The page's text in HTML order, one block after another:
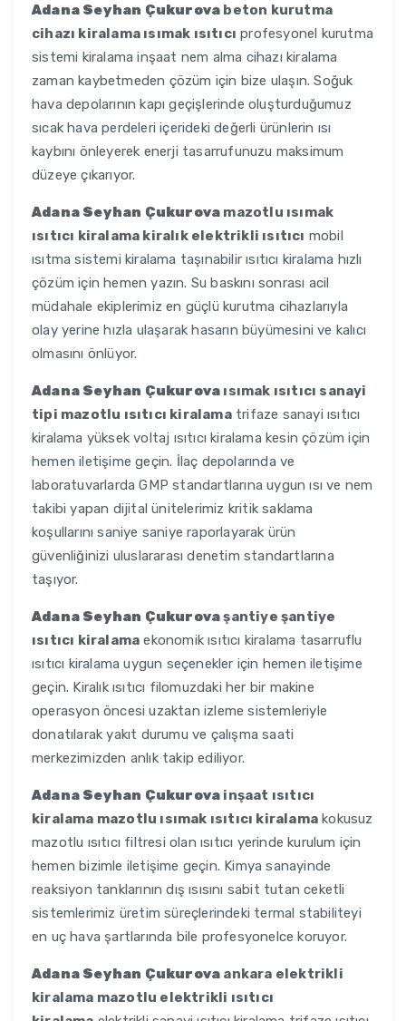
Adana Seyhan Çukurova beton kurutma
cihazı kiralama ısımak ısıtıcı profesyonel kurutma
sistemi kiralama inşaat nem alma cihazı kiralama
zaman kaybetmeden çözüm için bize ulaşın. Soğuk
hava depolarının kapı geçişlerinde oluşturduğumuz
sıcak hava perdeleri içerideki değerli ürünlerin ısı
kaybını önleyerek enerji tasarrufunuzu maksimum
düzeye çıkarıyor.
Adana Seyhan Çukurova mazotlu ısımak
ısıtıcı kiralama kiralık elektrikli ısıtıcı mobil
ısıtma sistemi kiralama taşınabilir ısıtıcı kiralama hızlı
çözüm için hemen yazın. Su baskını sonrası acil
müdahale ekiplerimiz en güçlü kurutma cihazlarıyla
olay yerine hızla ulaşarak hasarın büyümesini ve kalıcı
olmasını önlüyor.
Adana Seyhan Çukurova ısımak ısıtıcı sanayi
tipi mazotlu ısıtıcı kiralamatrifaze sanayi ısıtıcı
kiralama yüksek voltaj ısıtıcı kiralama kesin çözüm için
hemen iletişime geçin. İlaç depolarında ve
laboratuvarlarda GMP standartlarına uygun ısı ve nem
takibi yapan dijital ünitelerimiz kritik saklama
koşullarını saniye saniye raporlayarak ürün
güvenliğinizi uluslararası denetim standartlarına
taşıyor.
Adana Seyhan Çukurovaşantiye şantiye
ısıtıcı kiralama ekonomik ısıtıcı kiralama tasarruflu
ısıtıcı kiralama uygun seçenekler için hemen iletişime
geçin. Kiralık ısıtıcı filomuzdaki her bir makine
operasyon öncesi uzaktan izleme sistemleriyle
donatılarak yakıt durumu ve çalışma saati
merkezimizden anlık takip ediliyor.
Adana Seyhan Çukurova inşaat ısıtıcı
kiralama mazotlu ısımak ısıtıcı kiralama kokusuz
mazotlu ısıtıcı filtresi olan ısıtıcı yerinde kurulum için
hemen bizimle iletişime geçin. Kimya sanayinde
reaksiyon tanklarının dış ısısını sabit tutan ceketli
sistemlerimiz üretim süreçlerindeki termal stabiliteyi
en uç hava şartlarında bile profesyonelce koruyor.
Adana Seyhan Çukurova ankara elektrikli
kiralama mazotlu elektrikli ısıtıcı